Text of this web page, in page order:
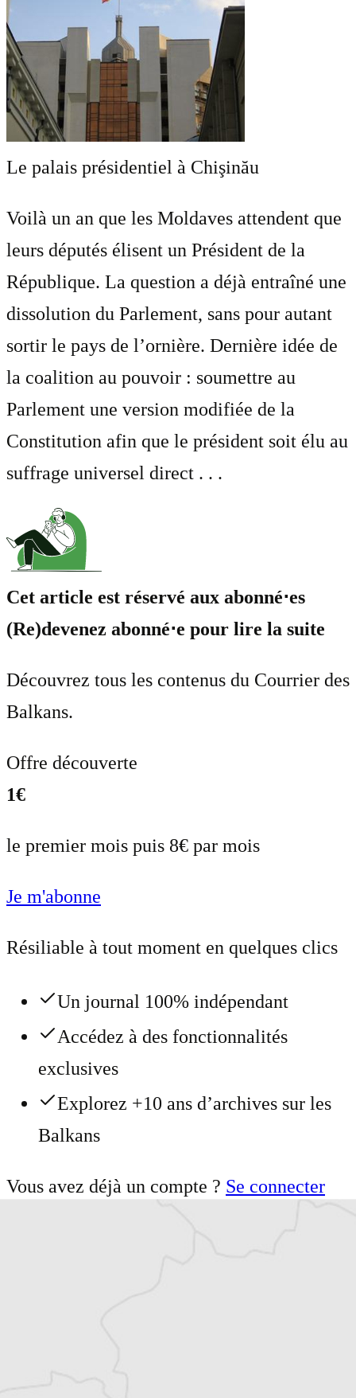
Le palais présidentiel à Chişinău
Voilà un an que les Moldaves attendent que
leurs députés élisent un Président de la
République. La question a déjà entraîné une
dissolution du Parlement, sans pour autant
sortir le pays de l’ornière. Dernière idée de
la coalition au pouvoir : soumettre au
Parlement une version modifiée de la
Constitution afin que le président soit élu au
suffrage universel direct . . .
Cet article est réservé aux abonné⋅es
(Re)devenez abonné⋅e pour lire la suite
Découvrez tous les contenus du Courrier des
Balkans.
Offre découverte
1€
le premier mois puis 8€ par mois
Je m'abonne
Résiliable à tout moment en quelques clics
Un journal 100% indépendant
Accédez à des fonctionnalités
exclusives
Explorez +10 ans d’archives sur les
Balkans
Vous avez déjà un compte ? Se connecter